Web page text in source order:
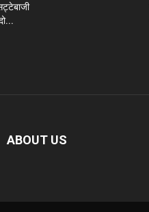
ABOUT US